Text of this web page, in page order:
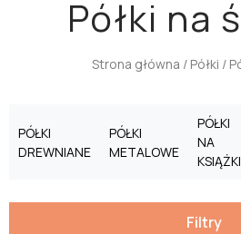
Półki na
Strona główna / Półki /
PÓŁKI
DREWNIANE
PÓŁKI
METALOWE
PÓŁKI
NA
KSIĄŻKI
Filtry